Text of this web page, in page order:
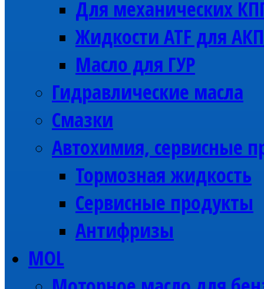
Для механических
Жидкости ATF для
Масло для ГУР
Гидравлические масла
Смазки
Автохимия, сервисные
Тормозная жидкость
Сервисные продукты
Антифризы
MOL